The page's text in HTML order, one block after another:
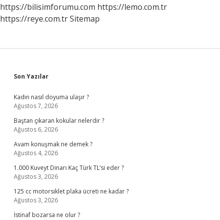
https://bilisimforumu.com https://lemo.com.tr
https://reye.com.trSitemap
Sidebar
Son Yazılar
Kadın nasıl doyuma ulaşır ?
Ağustos 7, 2026
Baştan çıkaran kokular nelerdir ?
Ağustos 6, 2026
Avam konuşmak ne demek ?
Ağustos 4, 2026
1.000 Kuveyt Dinarı Kaç Türk TL’si eder ?
Ağustos 3, 2026
125 cc motorsiklet plaka ücreti ne kadar ?
Ağustos 3, 2026
İstinaf bozarsa ne olur ?